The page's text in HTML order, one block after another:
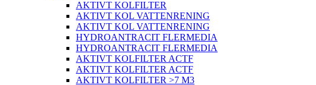
AKTIVT KOLFILTER
AKTIVT KOL VATTENRENING
AKTIVT KOL VATTENRENING
HYDROANTRACIT FLERMEDIA
HYDROANTRACIT FLERMEDIA
AKTIVT KOLFILTER ACTF
AKTIVT KOLFILTER ACTF
AKTIVT KOLFILTER >7 M3